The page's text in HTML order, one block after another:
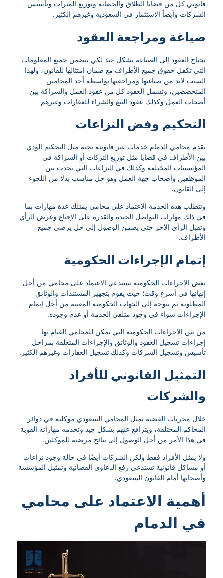
قانوني كل من قضايا الطلاق والحضانة وتوزيع الميراث وتأسيس
الشركات وأيضاً الاستثمار في السعودية وغيرهم الكثير.
صياغة ومراجعة العقود
تحتاج العقود إلى الصياغة بشكل جيد لكي تتضمن جميع المعلومات
التي تكفل حقوق جميع الأطراف مع ضمان امتثالها للقانون، ولهذا
السبب لابد من صياغتها ومراجعتها بواسطة أحد المحامين
المتخصصين، وتشمل العقود كل من عقود العمل والشراكة بين
أصحاب العمل وكذلك عقود البيع والشراء للعقارات وغيرهم
التحكيم وفض النزاعات
يقدم محامي الدمام خدمات غير قانونية بحتة مثل التحكيم الودي
بين الأطراف في قضايا مثل توزيع التركات أو الشراكة في
المؤسسات المختلفة وكذلك في النزاعات التي تحدث بين
الموظفين وأصحاب جهة العمل وهو حل مناسب بدلا من اللجوء
إلى القانون.
وتتطلب هذه الخدمة الاعتماد على محامي يمتلك عدة مهارات بما
في ذلك مهارات التواصل الجيدة والقدرة على الإقناع وعرض الرأي
وتقبل الرأي الآخر حتى يضمن الوصول إلى حل يرضي جميع
الأطراف.
إتمام الإجراءات الحكومية
بعض الإجراءات الحكومية تستدعي الاعتماد على محامي من أجل
إنهائها في أسرع وقت؛ حيث يقوم بتجهيز المستندات والوثائق
المطلوبة ثم يتوجه إلى الجهات الحكومية المعنية من أجل إتمام
الإجراءات سواء في وجود متلقي الخدمة أو عدم وجوده.
من بين الإجراءات الحكومية التي يمكن للمحامي القيام بها
إجراءات تسجيل العقود والوثائق والإجراءات المتعلقة بمراحل
تأسيس وتسجيل الشركات وكذلك تسجيل العقارات وغيرهم الكثير.
التمثيل القانوني للأفراد
والشركات
خلال مجريات القضية يمثل المحامي السعودي موكليه في دوائر
المحاكم المختلفة، ويترافع عنهم بشكل جيد وتخدمه مهاراته القوية
في هذا الأمر من أجل الوصول إلى نتائج مرضية للموكلين.
ولا يمثل الأفراد فقط ولكن الشركات أيضًا في حالة وجود نزاعات
أو مشاكل قانونية تستدعي رفع الدعاوى القضائية وتمثيل المؤسسة
وأصحابها أمام القانون السعودي.
أهمية الاعتماد على محامي
في الدمام